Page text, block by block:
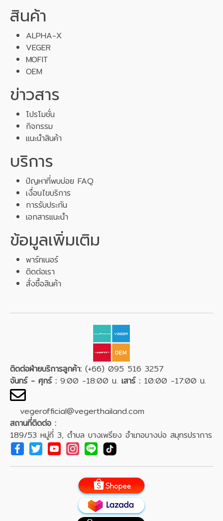
สินค้า
ALPHA-X
VEGER
MOFIT
OEM
ข่าวสาร
โปรโมชั่น
กิจกรรม
แนะนำสินค้า
บริการ
ปัญหาที่พบบ่อย FAQ
เงื่อนไขบริการ
การรับประกัน
เอกสารแนะนำ
ข้อมูลเพิ่มเติม
พาร์ทเนอร์
ติดต่อเรา
สั่งซื้อสินค้า
ติดต่อฝ่ายบริการลูกค้า: (+66) 095 516 3257
จันทร์ - ศุกร์ : 9:00 -18:00 น. เสาร์ : 10:00 -17:00 น.
vegerofficial@vegerthailand.com
สถานที่ติดต่อ :
189/53 หมู่ที่ 3, ตำบล บางเพรียง อำเภอบางบ่อ สมุทรปราการ